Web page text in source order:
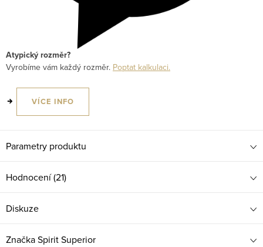
Atypický rozměr?
Vyrobíme vám každý rozměr. Poptat kalkulaci.
VÍCE INFO
Parametry produktu
Hodnocení (21)
Diskuze
ZnačkaSpirit Superior